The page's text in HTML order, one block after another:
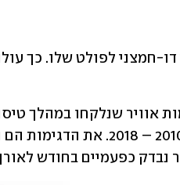
חמצני לפולט שלו. כך
נבדק כפעמיים בחודש